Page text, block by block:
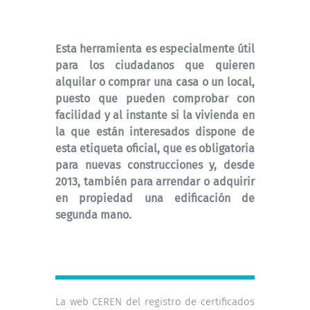
Esta herramienta es especialmente útil
para los ciudadanos que quieren
alquilar o comprar una casa o un local,
puesto que pueden comprobar con
facilidad y al instante si la vivienda en
la que están interesados dispone de
esta etiqueta oficial, que es obligatoria
para nuevas construcciones y, desde
2013, también para arrendar o adquirir
en propiedad una edificación de
segunda mano.
La web CEREN del registro de certificados